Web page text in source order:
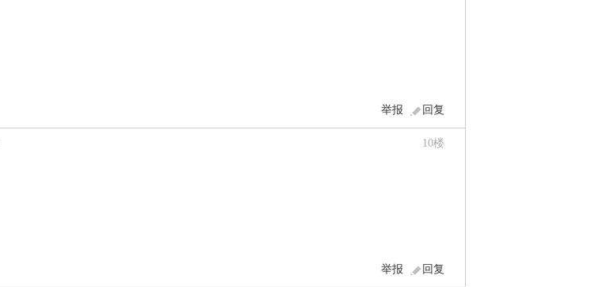
回复
举报
10楼
回复
举报